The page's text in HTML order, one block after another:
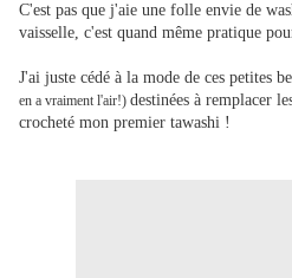
C'est pas que j'aie une folle envie de
vaisselle, c'est quand même pratique
J'ai juste cédé à la mode de ces petites
en a vraiment l'air!) destinées à remplacer
crocheté mon premier tawashi !